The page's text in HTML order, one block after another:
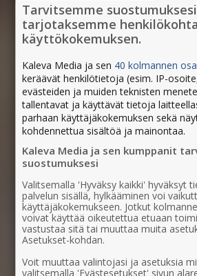
Tarvitsemme suostumuksesi
tarjotaksemme
käyttökokemuksen.
Kaleva Media ja sen 40 kolmannen
keräävät henkilötietoja (esim. IP-
evästeiden ja muiden teknisten
tallentavat ja käyttävät tietoja
parhaan käyttäjäkokemuksen sekä
kohdennettua sisältöä ja mainontaa.
Kaleva Media ja sen kumppanit
suostumuksesi
Valitsemalla 'Hyväksy kaikki' hyväksyt
palvelun sisällä, hylkääminen voi
käyttäjäkokemukseen. Jotkut
voivat käyttää oikeutettua etuaan
vastustaa sitä tai muuttaa muita
Asetukset-kohdan.
Voit muuttaa valintojasi ja asetuksia
valitsemalla 'Evästesetukset' sivun